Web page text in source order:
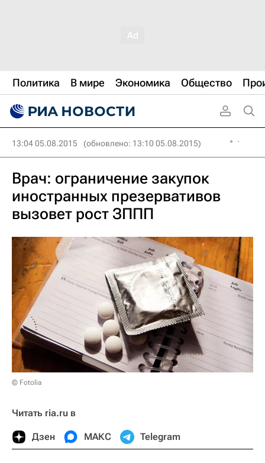
Политика В мире Экономика Общество
13:04 05.08.2015 (обновлено: 13:10 05.08.2015)
Врач: ограничение закупок
иностранных презервативов
вызовет рост ЗППП
© Fotolia
Читать ria.ru в
Дзен МАКС Telegram